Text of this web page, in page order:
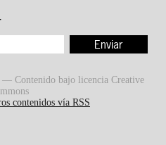
Contenido bajo licencia Creative
contenidos vía RSS